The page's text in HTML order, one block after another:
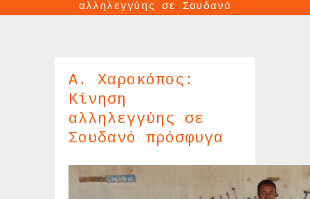
αλληλεγγύης σε Σουδανό
Α. Χαροκόπος:
Κίνηση
αλληλεγγύης σε
Σουδανό πρόσφυγα